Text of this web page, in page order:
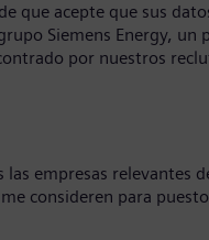
que acepte que sus
Siemens Energy, un
por nuestros
las empresas relevantes
consideren para